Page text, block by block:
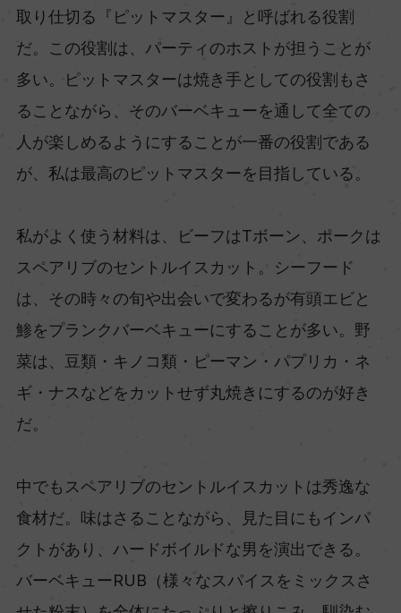
取り仕切る『ピットマスター』と呼ばれる役割
だ。この役割は、パーティのホストが担うことが
多い。ピットマスターは焼き手としての役割もさ
ることながら、そのバーベキューを通して全ての
人が楽しめるようにすることが一番の役割である
が、私は最高のピットマスターを目指している。
私がよく使う材料は、ビーフはTボーン、ポークは
スペアリブのセントルイスカット。シーフード
は、その時々の旬や出会いで変わるが有頭エビと
鯵をプランクバーベキューにすることが多い。野
菜は、豆類・キノコ類・ピーマン・パプリカ・ネ
ギ・ナスなどをカットせず丸焼きにするのが好き
だ。
中でもスペアリブのセントルイスカットは秀逸な
食材だ。味はさることながら、見た目にもインパ
クトがあり、ハードボイルドな男を演出できる。
バーベキューRUB（様々なスパイスをミックスさ